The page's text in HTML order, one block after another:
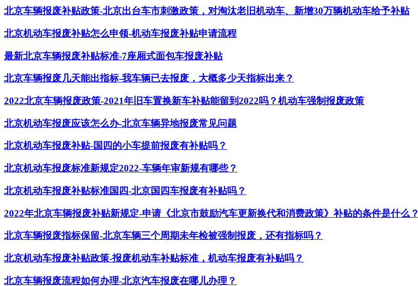
北京车辆报废补贴政策-北京出台车市刺激政策，对淘汰老旧机动车、新增30万辆机动车给予补贴
北京机动车报废补贴怎么申领-机动车报废补贴申请流程
最新北京车辆报废补贴标准-7座厢式面包车报废补贴
北京车辆报废几天能出指标-我车辆已去报废，大概多少天指标出来？
2022北京车辆报废政策-2021年旧车置换新车补贴能留到2022吗？机动车强制报废政策
北京机动车报废应该怎么办-北京车辆异地报废常见问题
北京机动车报废补贴-国四的小车提前报废有补贴吗？
北京机动车报废标准新规定2022-车辆年审新规有哪些？
北京机动车报废补贴标准国四-北京国四车报废有补贴吗？
2022年北京车辆报废补贴新规定-申请《北京市鼓励汽车更新换代和消费政策》补贴的条件是什么？
北京车辆报废指标保留-北京车辆三个周期未年检被强制报废，还有指标吗？
北京机动车报废补贴政策-报废机动车补贴标准，机动车报废有补贴吗？
北京车辆报废流程如何办理-北京汽车报废在哪儿办理？